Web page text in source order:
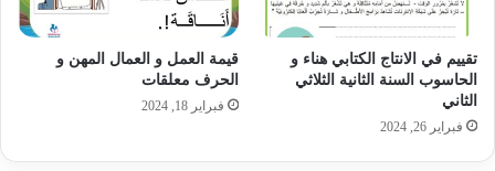
تقييم في الانتاج الكتابي هناء و
الحاسوب السنة الثانية الثلاثي
الثاني
فبراير 26, 2024
قيمة العمل و العمال المهن و
الحرف معلقات
فبراير 18, 2024